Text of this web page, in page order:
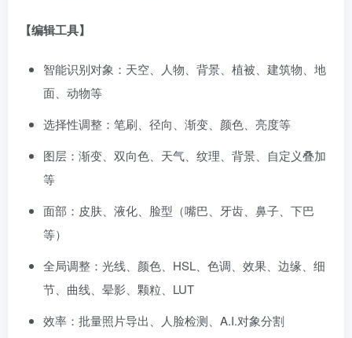
【编辑工具】
智能识别对象：天空、人物、背景、植被、建筑物、地
面、动物等
选择性调整：笔刷、径向、渐变、颜色、亮度等
图层：渐变、双向色、天气、纹理、背景、自定义叠加
等
面部：皮肤、液化、脸型（嘴巴、牙齿、鼻子、下巴
等）
全局调整：光线、颜色、HSL、色调、效果、边缘、细
节、曲线、晕影、颗粒、LUT
效率：批量照片导出、人脸检测、A.I.对象分割